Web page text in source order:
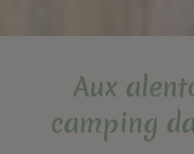
Aux
camping